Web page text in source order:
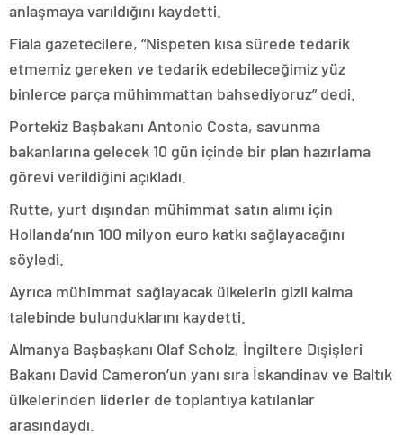
anlaşmaya varıldığını kaydetti.
Fiala gazetecilere, “Nispeten kısa sürede tedarik
etmemiz gereken ve tedarik edebileceğimiz yüz
binlerce parça mühimmattan bahsediyoruz” dedi.
Portekiz Başbakanı Antonio Costa, savunma
bakanlarına gelecek 10 gün içinde bir plan hazırlama
görevi verildiğini açıkladı.
Rutte, yurt dışından mühimmat satın alımı için
Hollanda’nın 100 milyon euro katkı sağlayacağını
söyledi.
Ayrıca mühimmat sağlayacak ülkelerin gizli kalma
talebinde bulunduklarını kaydetti.
Almanya Başbaşkanı Olaf Scholz, İngiltere Dışişleri
Bakanı David Cameron’un yanı sıra İskandinav ve Baltık
ülkelerinden liderler de toplantıya katılanlar
arasındaydı.